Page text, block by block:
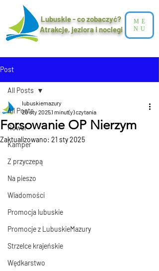
Lubuskie - co zobaczyć?
Atrakcje, jeziora i noclegi​
ME
NU
Post
All Posts
Rower
Kamper
Z przyczepą
Na pieszo
Wiadomości
Promocja lubuskie
Promocje z LubuskieMazury
Strzelce krajeńskie
Wędkarstwo
All Posts
Forsowanie OP Nierzym
lubuskiemazury
20 sty 20251 minut(y) czytania
Zaktualizowano: 21 sty 2025